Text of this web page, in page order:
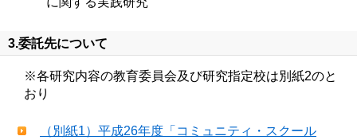
3.委託先について
※各研究内容の教育委員会及び研究指定校は別紙2のと
おり
（別紙1）平成26年度「コミュニティ・スクール